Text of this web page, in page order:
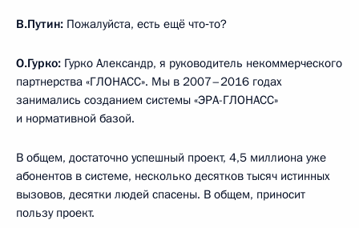
В.Путин: Пожалуйста, есть ещё что‑то?
О.Гурко: Гурко Александр, я руководитель некоммерческого
партнерства «ГЛОНАСС». Мы в 2007–2016 годах
занимались созданием системы «ЭРА-ГЛОНАСС»
и нормативной базой.
В общем, достаточно успешный проект, 4,5 миллиона уже
абонентов в системе, несколько десятков тысяч истинных
вызовов, десятки людей спасены. В общем, приносит
пользу проект.